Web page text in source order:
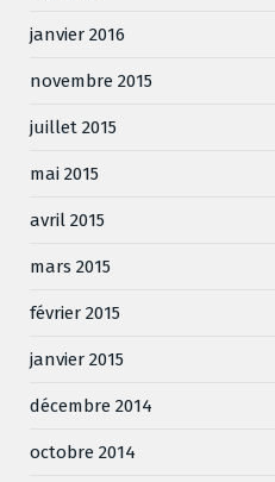
janvier 2016
novembre 2015
juillet 2015
mai 2015
avril 2015
mars 2015
février 2015
janvier 2015
décembre 2014
octobre 2014